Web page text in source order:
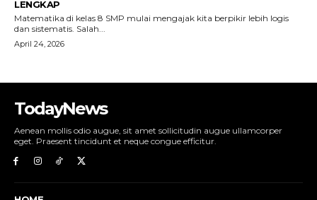
TodayNews
Aenean mollis odio augue, sit amet sollicitudin augue ullamcorper
eget. Praesent tincidunt et neque congue efficitur.